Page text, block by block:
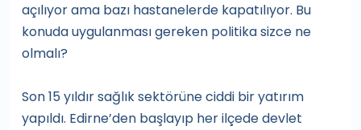
açılıyor ama bazı hastanelerde kapatılıyor. Bu
konuda uygulanması gereken politika sizce ne
olmalı?
Son 15 yıldır sağlık sektörüne ciddi bir yatırım
yapıldı. Edirne’den başlayıp her ilçede devlet